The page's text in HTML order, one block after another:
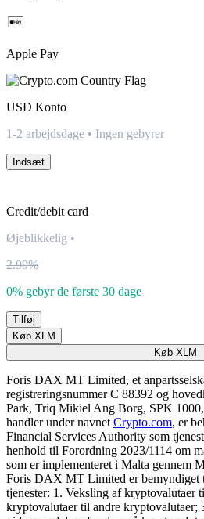
Apple Pay
USD Konto
1-2 arbejdsdage • Ingen gebyrer
Indsæt
Credit/debit card
Øjeblikkelig •
2.99%
0% gebyr de første 30 dage
Tilføj
Køb XLM
Køb XLM
Foris DAX MT Limited, et
registreringsnummer C 88392 og
Park, Triq Mikiel Ang Borg, SPK
handler under navnet Crypto.com, er
Financial Services Authority som
henhold til Forordning 2023/1114 om
som er implementeret i Malta gennem
Foris DAX MT Limited er bemyndiget
tjenester: 1. Veksling af kryptovalutaer
kryptovalutaer til andre kryptovalutaer;